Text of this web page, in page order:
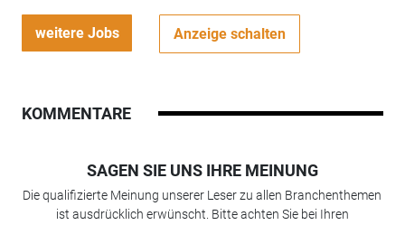
weitere Jobs Anzeige schalten
KOMMENTARE
SAGEN SIE UNS IHRE MEINUNG
Die qualifizierte Meinung unserer Leser zu allen Branchenthemen
ist ausdrücklich erwünscht. Bitte achten Sie bei Ihren